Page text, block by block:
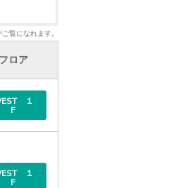
覧になれます。
フロア
１
F
１
F